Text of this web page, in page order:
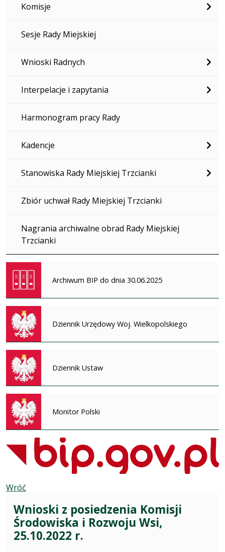
Komisje
Sesje Rady Miejskiej
Wnioski Radnych
Interpelacje i zapytania
Harmonogram pracy Rady
Kadencje
Stanowiska Rady Miejskiej Trzcianki
Zbiór uchwał Rady Miejskiej Trzcianki
Nagrania archiwalne obrad Rady Miejskiej
Trzcianki
Archiwum BIP do dnia 30.06.2025
Dziennik Urzędowy Woj. Wielkopolskiego
Dziennik Ustaw
Monitor Polski
Wróć
Wnioski z posiedzenia Komisji
Środowiska i Rozwoju Wsi,
25.10.2022 r.